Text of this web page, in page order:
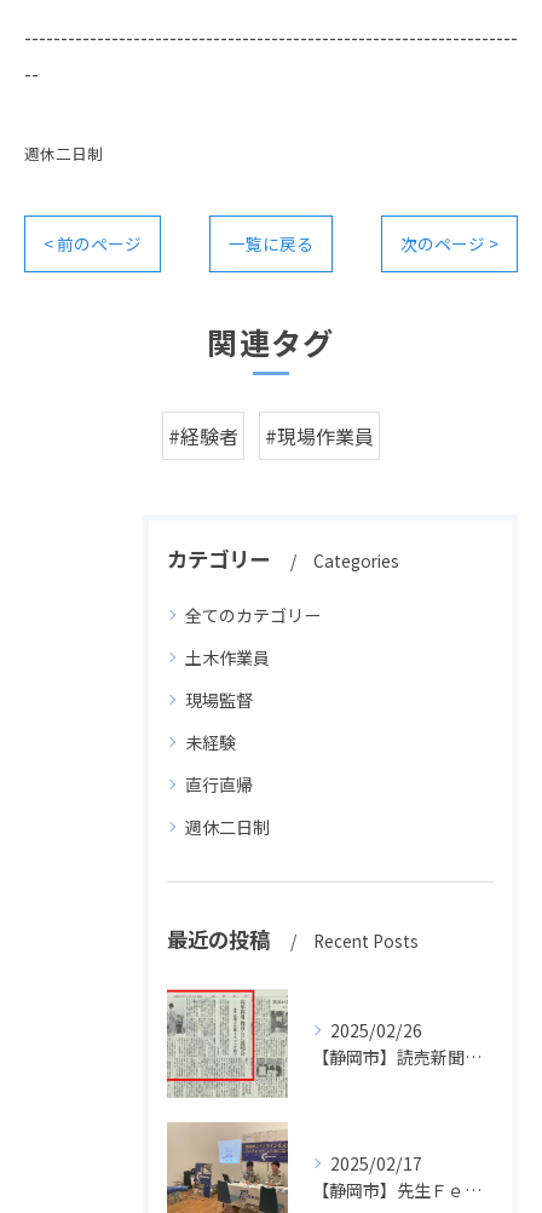
--------------------------------------------------------------------
--
週休二日制
< 前のページ 一覧に戻る 次のページ >
関連タグ
#経験者 #現場作業員
カテゴリー Categories
全てのカテゴリー
土木作業員
現場監督
未経験
直行直帰
週休二日制
最近の投稿 Recent Posts
2025/02/26
【静岡市】読売新聞に掲載されました！長島設備の高卒採用活動
2025/02/17
【静岡市】先生Ｆｅｓで先生方に配管体験＆ドローンを実施しました！